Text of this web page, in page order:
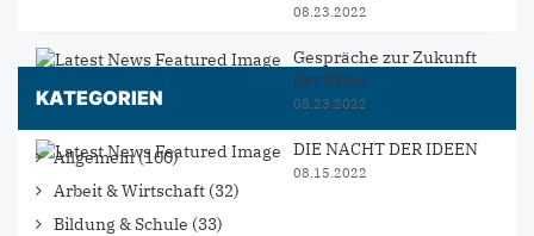
08.23.2022
Gespräche zur Zukunft
der Kitas
08.23.2022
DIE NACHT DER IDEEN
08.15.2022
KATEGORIEN
Allgemein(100)
Arbeit & Wirtschaft (32)
Bildung & Schule (33)